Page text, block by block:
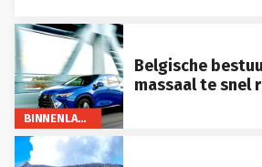
BINNENLAND
Belgische
massaal te snel